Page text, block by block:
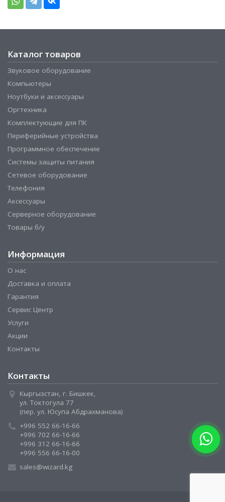
Каталог товаров
Звуковое оборудование
Компьютеры
Ноутбуки и аксессуары
Оргтехника
Комплектующие для ПК
Периферийные устройства
Программное обеспечение
Системы защиты питания
Сетевое оборудование
Телефония
Аксессуары
Серверное оборудование
Товары б/у
Информация
О нас
Доставка и оплата
Гарантия
Сервис Центр
Услуги
Акции
Контакты
Контакты
Кыргызстан, г. Бишкек,
ул. Токтогула 77
(пер. ул. Юсупа Абдрахманова)
+996 552 66-16-66
+996 702 66-16-66
+996 312 66-16-66
+996 556 66-16-00
sales@wizard.kg